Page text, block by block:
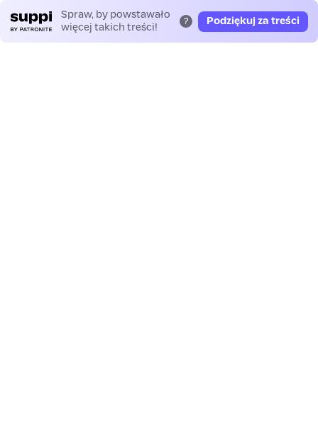
Spraw, by powstawało
więcej takich treści!
? Podziękuj za treści